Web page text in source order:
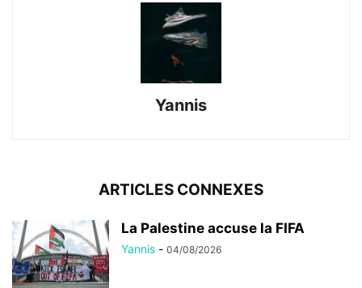
Yannis
ARTICLES CONNEXES
La Palestine accuse la FIFA
Yannis - 04/08/2026